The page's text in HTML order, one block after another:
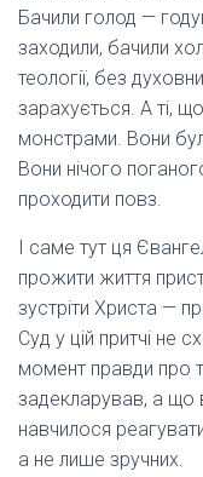
Бачили голод —
заходили, бачили
теології, без
зарахується. А ті,
монстрами. Вони
Вони нічого
проходити повз.
І саме тут ця
прожити життя
зустріти Христа —
Суд у цій притчі не
момент правди про
задекларував, а що
навчилося
а не лише зручних.